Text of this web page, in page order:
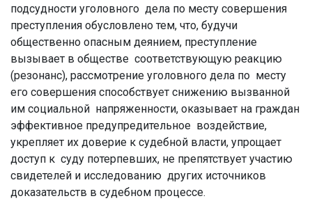
подсудности уголовного дела по месту совершения
преступления обусловлено тем, что, будучи
общественно опасным деянием, преступление
вызывает в обществе соответствующую реакцию
(резонанс), рассмотрение уголовного дела по месту
его совершения способствует снижению вызванной
им социальной напряженности, оказывает на граждан
эффективное предупредительное воздействие,
укрепляет их доверие к судебной власти, упрощает
доступ к суду потерпевших, не препятствует участию
свидетелей и исследованию других источников
доказательств в судебном процессе.